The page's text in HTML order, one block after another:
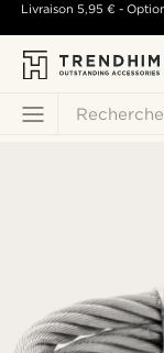
Livraison 5,95 €-